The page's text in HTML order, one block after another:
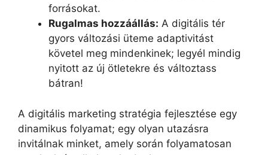
forrásokat.
Rugalmas hozzáállás: A digitális tér
gyors változási üteme adaptivitást
követel meg mindenkinek; legyél mindig
nyitott az új ötletekre és változtass
bátran!
A digitális marketing stratégia fejlesztése egy
dinamikus folyamat; egy olyan utazásra
invitálnak minket, amely során folyamatosan